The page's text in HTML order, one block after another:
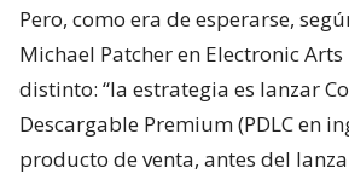
Pero, como era de esperarse,
Michael Patcher en Electronic
distinto: “la estrategia es lanzar
Descargable Premium (PDLC en
producto de venta, antes del